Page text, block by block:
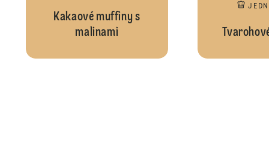
Kakaové muffiny s
malinami